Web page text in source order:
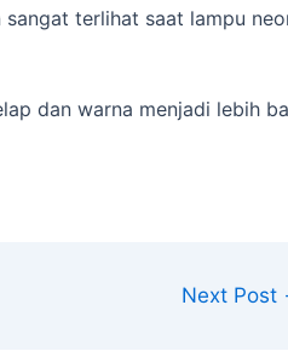
terlihat saat lampu
dan warna menjadi lebih
Next Post